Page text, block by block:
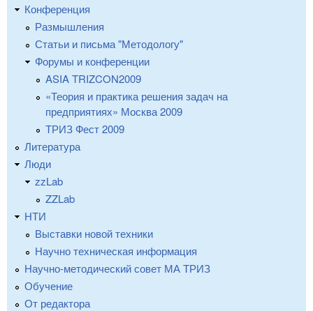
Конференция
Размышления
Статьи и письма "Методологу"
Форумы и конференции
ASIA TRIZCON2009
«Теория и практика решения задач на
предприятиях» Москва 2009
ТРИЗ Фест 2009
Литература
Люди
zzLab
ZZLab
НТИ
Выставки новой техники
Научно техническая информация
Научно-методический совет МА ТРИЗ
Обучение
От редактора